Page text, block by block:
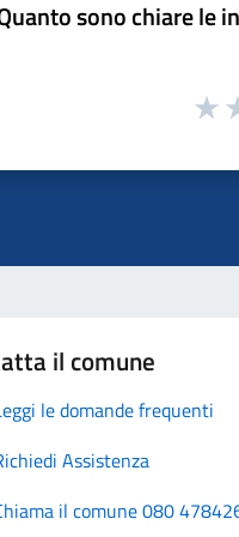
sono chiare le
il comune
le domande frequenti
Assistenza
il comune 080